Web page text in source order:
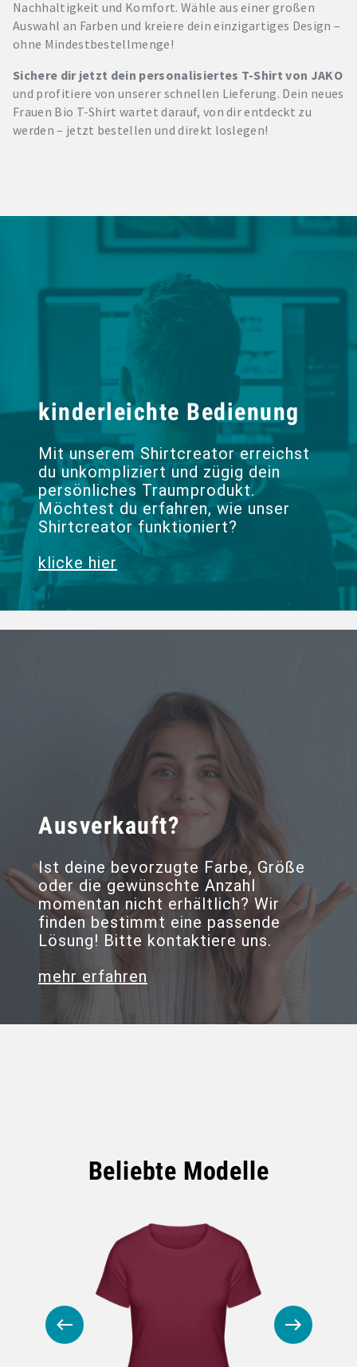
Nachhaltigkeit und Komfort. Wähle aus einer großen
Auswahl an Farben und kreiere dein einzigartiges Design –
ohne Mindestbestellmenge!
Sichere dir jetzt dein personalisiertes T-Shirt von JAKO
und profitiere von unserer schnellen Lieferung. Dein neues
Frauen Bio T-Shirt wartet darauf, von dir entdeckt zu
werden – jetzt bestellen und direkt loslegen!
kinderleichte Bedienung
Mit unserem Shirtcreator erreichst
du unkompliziert und zügig dein
persönliches Traumprodukt.
Möchtest du erfahren, wie unser
Shirtcreator funktioniert?
klicke hier
Ausverkauft?
Ist deine bevorzugte Farbe, Größe
oder die gewünschte Anzahl
momentan nicht erhältlich? Wir
finden bestimmt eine passende
Lösung! Bitte kontaktiere uns.
mehr erfahren
Beliebte Modelle